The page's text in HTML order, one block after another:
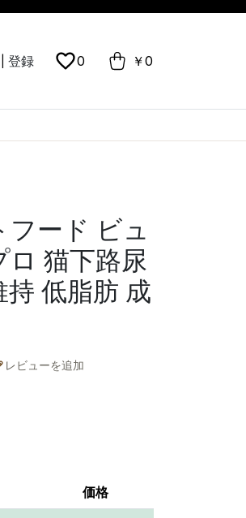
登録 0 ￥0
フード ビュ
ロ 猫下路尿
低脂肪 成
レビューを追加
価格